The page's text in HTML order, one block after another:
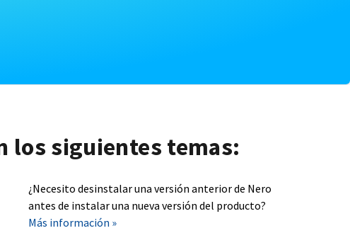
los siguientes temas:
¿Necesito desinstalar una versión anterior de Nero
antes de instalar una nueva versión del producto?
Más información »